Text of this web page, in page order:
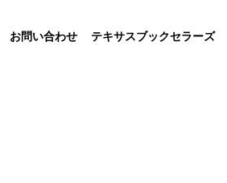
お問い合わせ テキサスブックセラーズ